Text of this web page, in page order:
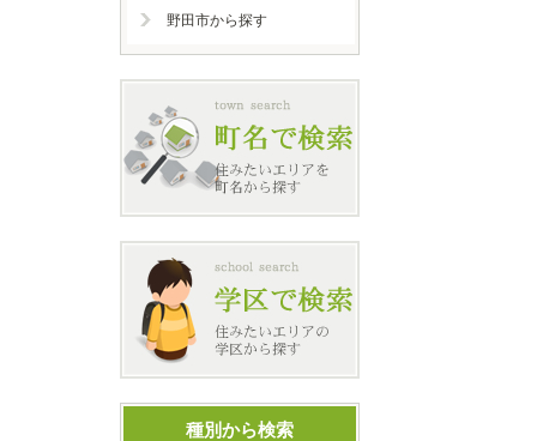
野田市から探す
種別から検索